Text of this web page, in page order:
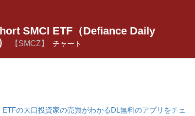
SMCI ETF（Defiance Daily
【SMCZ】 チャート
の大口投資家の売買がわかるDL無料のアプリをチェ